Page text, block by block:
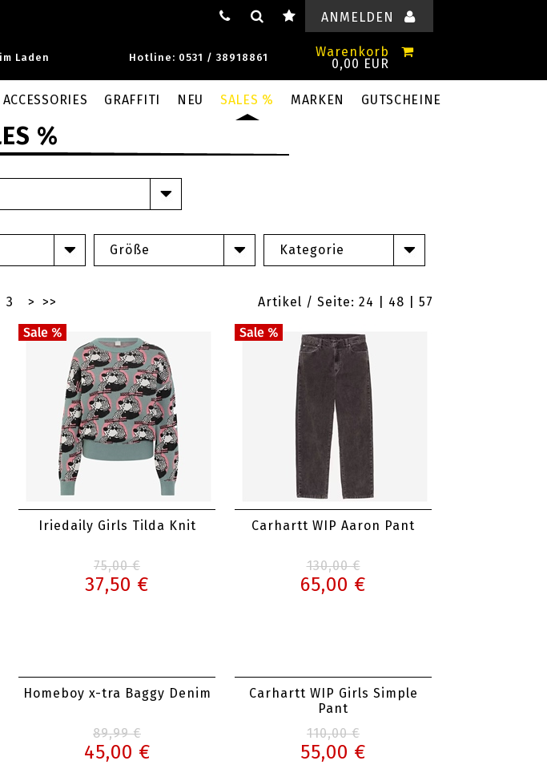
Laden Hotline: 0531 / 38918861
ANMELDEN
Warenkorb
0,00 EUR
ACCESSORIES GRAFFITI NEU SALES % MARKEN GUTSCHEINE
%
Größe Kategorie
Artikel / Seite: 24 | 48 57
3 > >>
Iriedaily Girls Tilda Knit
75,00 €
37,50 €
Carhartt WIP Aaron Pant
130,00 €
65,00 €
Homeboy x-tra Baggy Denim
89,99 €
45,00 €
Carhartt WIP Girls Simple
Pant
110,00 €
55,00 €